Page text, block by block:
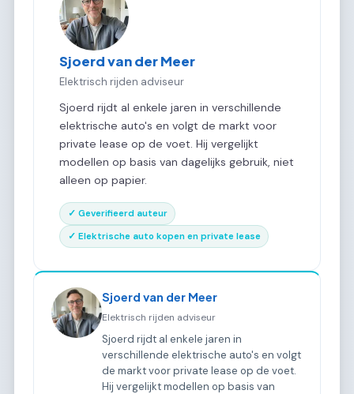
Sjoerd van der Meer
Elektrisch rijden adviseur
Sjoerd rijdt al enkele jaren in verschillende
elektrische auto's en volgt de markt voor
private lease op de voet. Hij vergelijkt
modellen op basis van dagelijks gebruik, niet
alleen op papier.
✓ Geverifieerd auteur
✓ Elektrische auto kopen en private lease
Sjoerd van der Meer
Elektrisch rijden adviseur
Sjoerd rijdt al enkele jaren in
verschillende elektrische auto's en volgt
de markt voor private lease op de voet.
Hij vergelijkt modellen op basis van